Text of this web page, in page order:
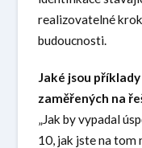
realizovatelné
budoucnosti.
Jaké jsou
zaměřených na
„Jak by vypadal
10, jak jste na tom